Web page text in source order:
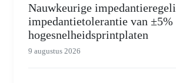
Nauwkeurige
impedantietolerantie van ±5%
hogesnelheidsprintplaten
9 augustus 2026